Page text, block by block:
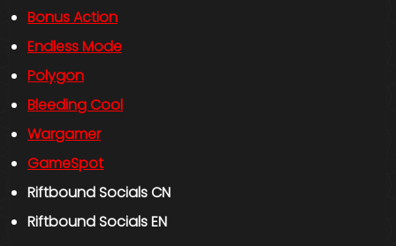
Bonus Action
Endless Mode
Polygon
Bleeding Cool
Wargamer
GameSpot
Riftbound Socials CN
Riftbound Socials EN